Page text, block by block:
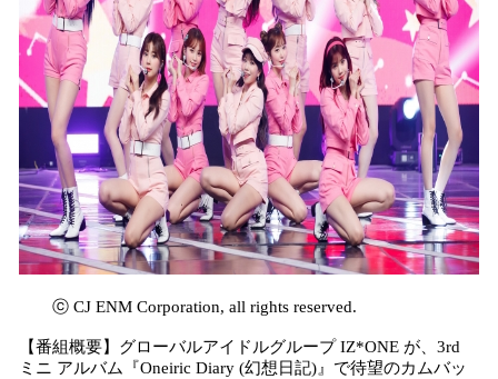
ⓒ CJ ENM Corporation, all rights reserved.
【番組概要】グローバルアイドルグループ IZ*ONE が、3rd
ミニ アルバム『Oneiric Diary (幻想日記)』で待望のカムバッ